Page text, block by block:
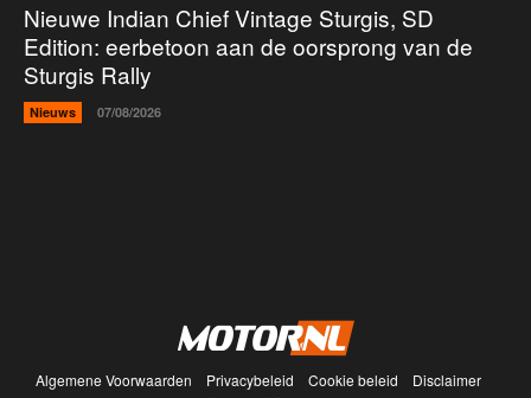
Nieuwe Indian Chief Vintage Sturgis, SD
Edition: eerbetoon aan de oorsprong van de
Sturgis Rally
Nieuws 07/08/2026
Algemene Voorwaarden Privacybeleid Cookie beleid
Disclaimer